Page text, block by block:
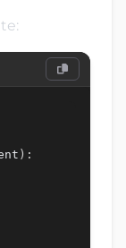
) :